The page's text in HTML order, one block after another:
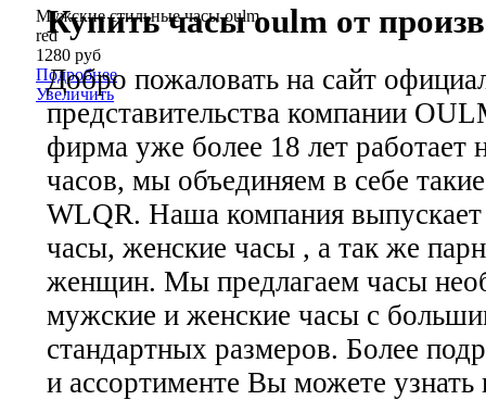
Мужские стильные часы oulm
red
1280 руб
Подробнее
Увеличить
Купить часы oulm от
Добро пожаловать на сайт
представительства компании
фирма уже более 18 лет работает
часов, мы объединяем в себе
WLQR. Наша компания
часы, женские часы , а так же
женщин. Мы предлагаем часы
мужские и женские часы с
стандартных размеров. Более
и ассортименте Вы можете узнать